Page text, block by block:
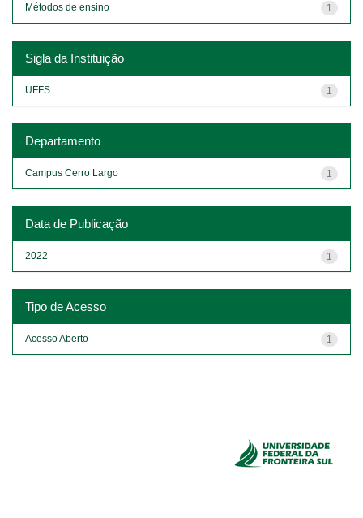
1
Métodos de ensino
Sigla da Instituição
1
UFFS
Departamento
1
Campus Cerro Largo
Data de Publicação
1
2022
Tipo de Acesso
1
Acesso Aberto